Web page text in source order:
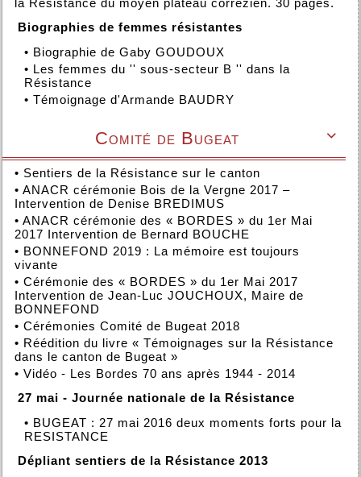
Biographies de femmes résistantes
• Biographie de Gaby GOUDOUX
• Les femmes du '' sous-secteur B '' dans la
Résistance
• Témoignage d'Armande BAUDRY

Comité de Bugeat
• Sentiers de la Résistance sur le canton
• ANACR cérémonie Bois de la Vergne 2017 –
Intervention de Denise BREDIMUS
• ANACR cérémonie des « BORDES » du 1er Mai
2017 Intervention de Bernard BOUCHE
• BONNEFOND 2019 : La mémoire est toujours
vivante
• Cérémonie des « BORDES » du 1er Mai 2017
Intervention de Jean-Luc JOUCHOUX, Maire de
BONNEFOND
• Cérémonies Comité de Bugeat 2018
• Réédition du livre « Témoignages sur la Résistance
dans le canton de Bugeat »
• Vidéo - Les Bordes 70 ans après 1944 - 2014
27 mai - Journée nationale de la Résistance
• BUGEAT : 27 mai 2016 deux moments forts pour la
RESISTANCE
Dépliant sentiers de la Résistance 2013